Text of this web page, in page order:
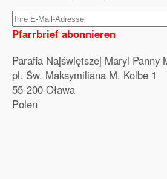
Pfarrbrief abonnieren
Parafia Najświętszej Maryi Panny
pl. Św. Maksymiliana M. Kolbe 1
55-200 Oława
Polen